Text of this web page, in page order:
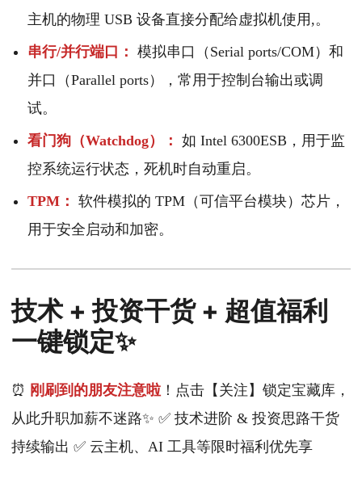
主机的物理 USB 设备直接分配给虚拟机使用,。
串行/并行端口： 模拟串口（Serial ports/COM）和
并口（Parallel ports），常用于控制台输出或调
试。
看门狗（Watchdog）： 如 Intel 6300ESB，用于监
控系统运行状态，死机时自动重启。
TPM： 软件模拟的 TPM（可信平台模块）芯片，
用于安全启动和加密。
技术 + 投资干货 + 超值福利
一键锁定✨
⏰ 刚刷到的朋友注意啦 ！点击【关注】锁定宝藏库，
从此升职加薪不迷路✨ ✅ 技术进阶 & 投资思路干货
持续输出 ✅ 云主机、AI 工具等限时福利优先享